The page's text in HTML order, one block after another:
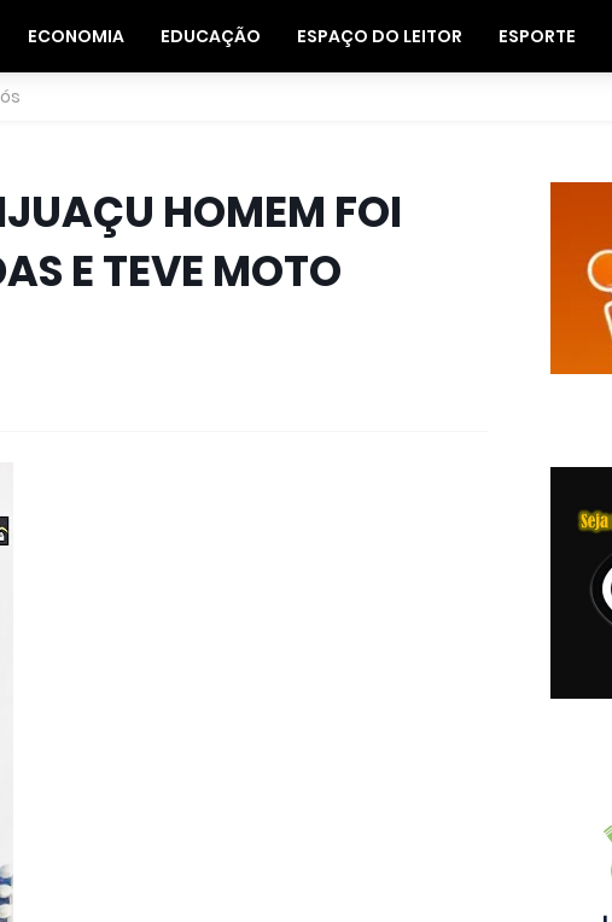
ECONOMIA EDUCAÇÃO ESPAÇO DO LEITOR ESPORTE
HOMEM FOI
E TEVE MOTO